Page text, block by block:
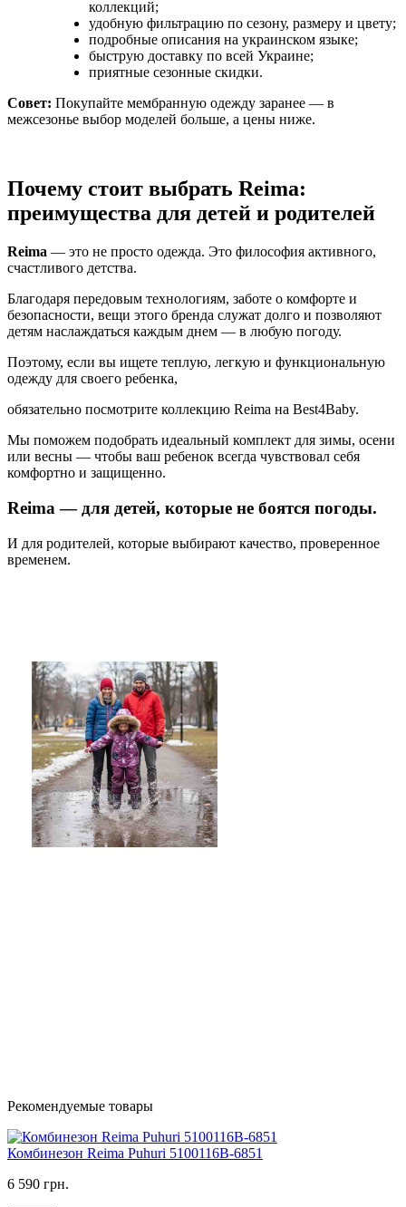
коллекций;
удобную фильтрацию по сезону, размеру и цвету;
подробные описания на украинском языке;
быструю доставку по всей Украине;
приятные сезонные скидки.
Совет: Покупайте мембранную одежду заранее — в
межсезонье выбор моделей больше, а цены ниже.
Почему стоит выбрать Reima:
преимущества для детей и родителей
Reima — это не просто одежда. Это философия активного,
счастливого детства.
Благодаря передовым технологиям, заботе о комфорте и
безопасности, вещи этого бренда служат долго и позволяют
детям наслаждаться каждым днем — в любую погоду.
Поэтому, если вы ищете теплую, легкую и функциональную
одежду для своего ребенка,
обязательно посмотрите коллекцию Reima на Best4Baby.
Мы поможем подобрать идеальный комплект для зимы, осени
или весны — чтобы ваш ребенок всегда чувствовал себя
комфортно и защищенно.
Reima — для детей, которые не боятся погоды.
И для родителей, которые выбирают качество, проверенное
временем.
Рекомендуемые товары
Комбинезон Reima Puhuri 5100116B-6851
6 590 грн.